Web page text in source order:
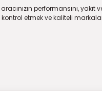
performansını,
etmek ve kaliteli